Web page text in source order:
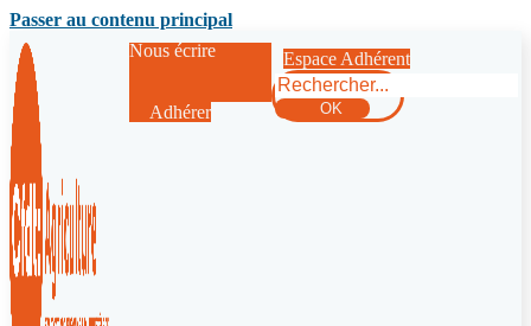
Passer au contenu principal
Nous écrire
Adhérer
Espace Adhérent
Rechercher
OK